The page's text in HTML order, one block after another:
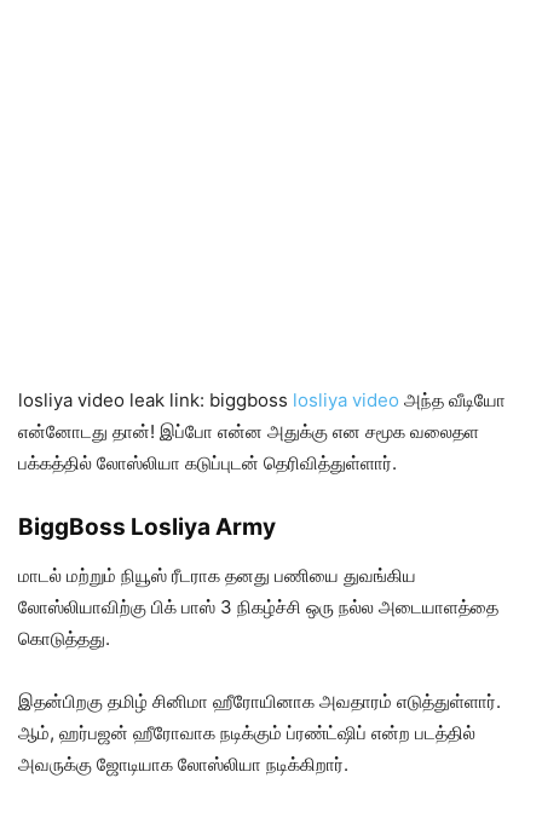
losliya video leak link: biggboss losliya video அந்த வீடியோ
என்னோடது தான்! இப்போ என்ன அதுக்கு என சமூக வலைதள
பக்கத்தில் லோஸ்லியா கடுப்புடன் தெரிவித்துள்ளார்.
BiggBoss Losliya Army
மாடல் மற்றும் நியூஸ் ரீடராக தனது பணியை துவங்கிய
லோஸ்லியாவிற்கு பிக் பாஸ் 3 நிகழ்ச்சி ஒரு நல்ல அடையாளத்தை
கொடுத்தது.
இதன்பிறகு தமிழ் சினிமா ஹீரோயினாக அவதாரம் எடுத்துள்ளார்.
ஆம், ஹர்பஜன் ஹீரோவாக நடிக்கும் ப்ரண்ட்ஷிப் என்ற படத்தில்
அவருக்கு ஜோடியாக லோஸ்லியா நடிக்கிறார்.